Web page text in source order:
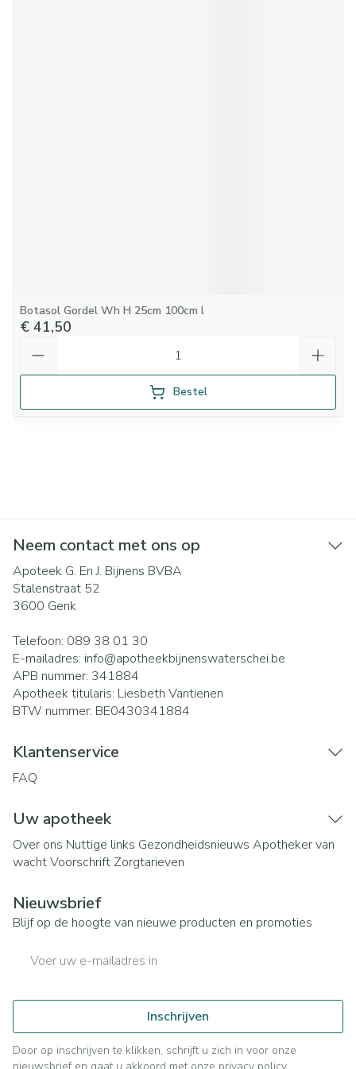
Botasol Gordel Wh H 25cm 100cm l
€ 41,50
Bestel
Neem contact met ons op
Apoteek G. En J. Bijnens BVBA
Stalenstraat 52
3600 Genk
Telefoon: 089 38 01 30
E-mailadres: info@apotheekbijnenswaterschei.be
APB nummer: 341884
Apotheek titularis: Liesbeth Vantienen
BTW nummer: BE0430341884
Klantenservice
FAQ
Uw apotheek
Over ons Nuttige links Gezondheidsnieuws Apotheker van
wachtVoorschrift Zorgtarieven
Nieuwsbrief
Blijf op de hoogte van nieuwe producten en promoties
Inschrijven
Door op inschrijven te klikken, schrijft u zich in voor onze